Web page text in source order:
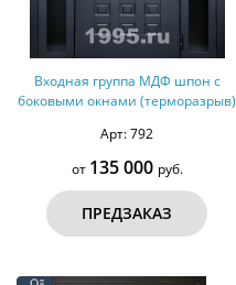
Входная группа МДФ шпон с
боковыми окнами (терморазрыв)
Арт: 792
от 135 000 руб.
ПРЕДЗАКАЗ